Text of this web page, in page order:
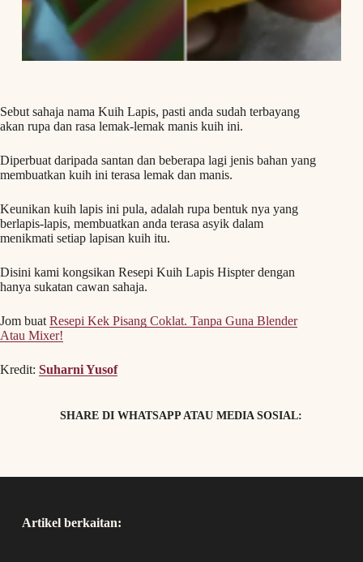
Sebut sahaja nama Kuih Lapis, pasti anda sudah terbayang
akan rupa dan rasa lemak-lemak manis kuih ini.
Diperbuat daripada santan dan beberapa lagi jenis bahan yang
membuatkan kuih ini terasa lemak dan manis.
Keunikan kuih lapis ini pula, adalah rupa bentuk nya yang
berlapis-lapis, membuatkan anda terasa asyik dalam
menikmati setiap lapisan kuih itu.
Disini kami kongsikan Resepi Kuih Lapis Hispter dengan
hanya sukatan cawan sahaja.
Jom buat Resepi Kek Pisang Coklat. Tanpa Guna Blender
Atau Mixer!
Kredit: Suharni Yusof
SHARE DI WHATSAPP ATAU MEDIA SOSIAL:
Artikel berkaitan: